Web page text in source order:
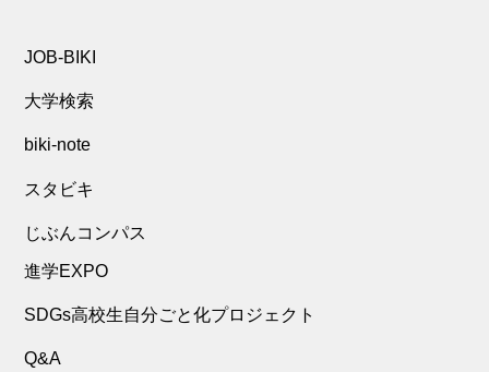
JOB-BIKI
大学検索
biki-note
スタビキ
じぶんコンパス
進学EXPO
SDGs高校生自分ごと化プロジェクト
Q&A